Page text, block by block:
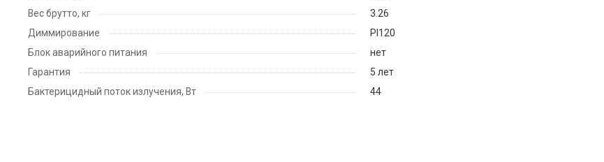
Вес брутто, кг
3.26
Диммирование
PI120
Блок аварийного питания
нет
Гарантия
5 лет
Бактерицидный поток излучения, Вт
44